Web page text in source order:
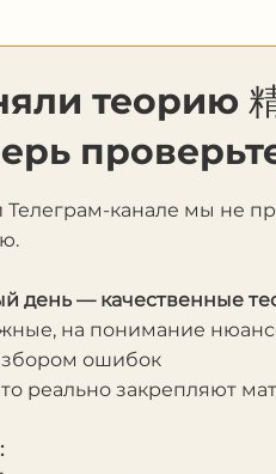
теорию
Телеграм-канале мы не
день — качественные
на понимание
ошибок
реально закрепляют